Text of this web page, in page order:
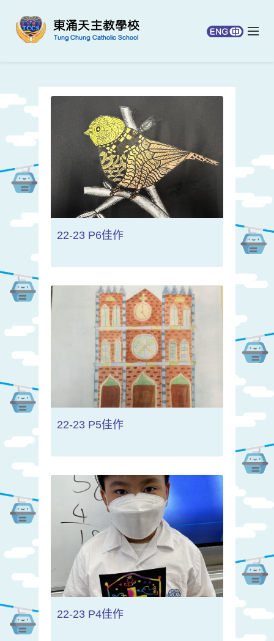
22-23 P6佳作
22-23 P5佳作
22-23 P4佳作